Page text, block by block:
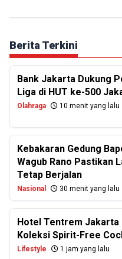
Berita Terkini
Bank Jakarta Dukung
Liga di HUT ke-500
Olahraga 10 menit yang lalu
Kebakaran Gedung
Wagub Rano Pastikan
Tetap Berjalan
Nasional 30 menit yang lalu
Hotel Tentrem Jakarta
Koleksi Spirit-Free
Lifestyle 1 jam yang lalu